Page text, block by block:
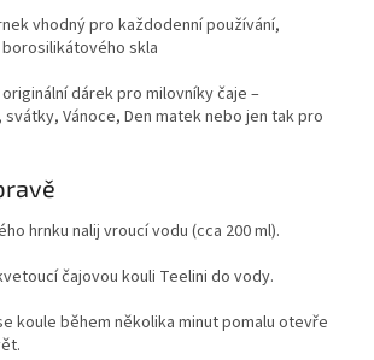
vhodný pro každodenní používání,
skla
dárek pro milovníky čaje –
Vánoce, Den matek nebo jen tak pro
hrnku nalij vroucí vodu (cca 200 ml).
čajovou kouli Teelini do vody.
koule během několika minut pomalu otevře